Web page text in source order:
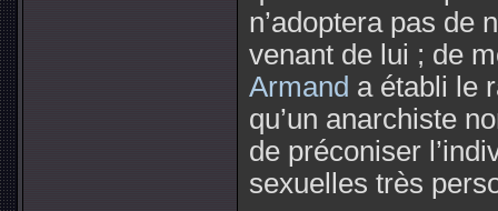
n’adoptera pas de
venant de lui ; de
Armand a établi le
qu’un anarchiste
de préconiser
sexuelles très